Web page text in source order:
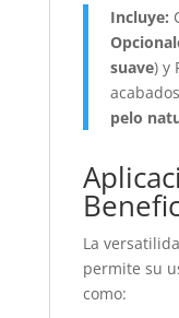
Incluye:
suave) y
pelo
La
permite su
como: